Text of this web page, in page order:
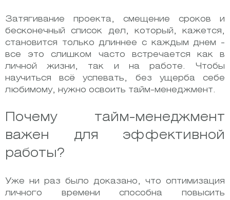
Затягивание проекта, смещение сроков и
бесконечный список дел, который, кажется,
становится только длиннее с каждым днем ​​-
все это слишком часто встречается как в
личной жизни, так и на работе. Чтобы
научиться всё успевать, без ущерба себе
любимому, нужно освоить тайм-менеджмент.
Почему тайм-менеджмент
важен для эффективной
работы?
Уже ни раз было доказано, что оптимизация
личного времени способна повысить